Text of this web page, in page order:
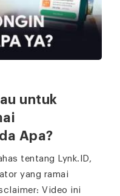
untuk
Apa?
tentang Lynk.ID,
yang ramai
Video ini